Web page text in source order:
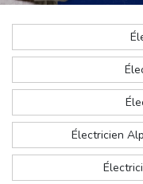
Électricien